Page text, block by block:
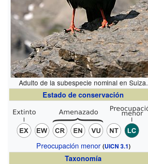
Adulto de la subespecie nominal en Suiza.
Estado de conservación
Preocupación menor (UICN 3.1)
Taxonomía